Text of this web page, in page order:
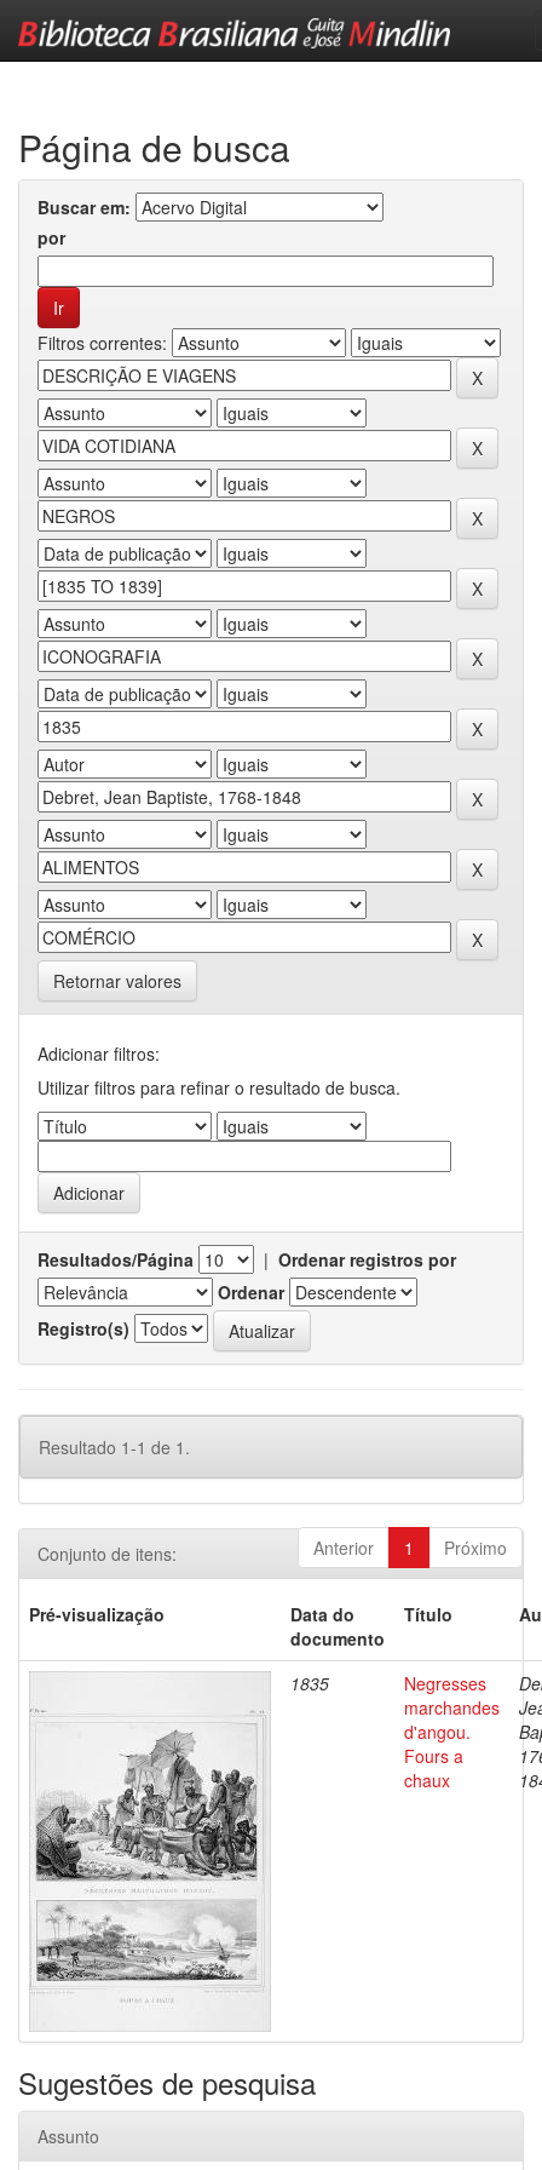
Página de busca
Buscar em:
por
Filtros correntes:
Retornar valores
Adicionar filtros:
Utilizar filtros para refinar o resultado de busca.
Resultados/Página | Ordenar registros por
Ordenar
Registro(s)
Resultado 1-1 de 1.
Anterior 1 Próximo
Conjunto de itens:
Pré-visualização
Data do
documento
Título
1835
Negresses
marchandes
d'angou.
Fours a
chaux
Sugestões de pesquisa
Assunto